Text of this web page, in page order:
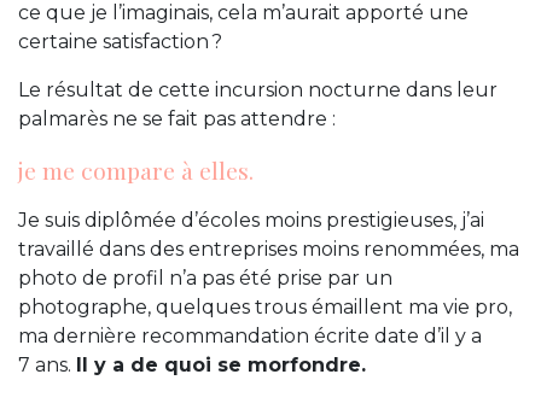
ce que je l’imaginais, cela m’aurait apporté une
certaine satisfaction ?
Le résultat de cette incursion nocturne dans leur
palmarès ne se fait pas attendre :
je me compare à elles.
Je suis diplômée d’écoles moins prestigieuses, j’ai
travaillé dans des entreprises moins renommées, ma
photo de profil n’a pas été prise par un
photographe, quelques trous émaillent ma vie pro,
ma dernière recommandation écrite date d’il y a
7 ans.
Il y a de quoi se morfondre.